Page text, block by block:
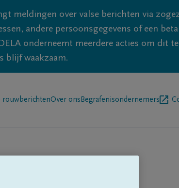
meldingen over valse berichten via
andere persoonsgegevens of een
onderneemt meerdere acties om dit
blijf waakzaam.
rouwberichtenOver ons Begrafenisondernemers